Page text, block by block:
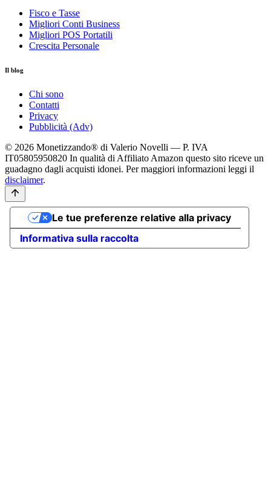
Fisco e Tasse
Migliori Conti Business
Migliori POS Portatili
Crescita Personale
Il blog
Chi sono
Contatti
Privacy
Pubblicità (Adv)
© 2026 Monetizzando® di Valerio Novelli — P. IVA
IT05805950820 In qualità di Affiliato Amazon questo sito riceve un
guadagno dagli acquisti idonei. Per maggiori informazioni leggi il
disclaimer.
Informativa sulla raccolta
Le tue preferenze relative alla privacy